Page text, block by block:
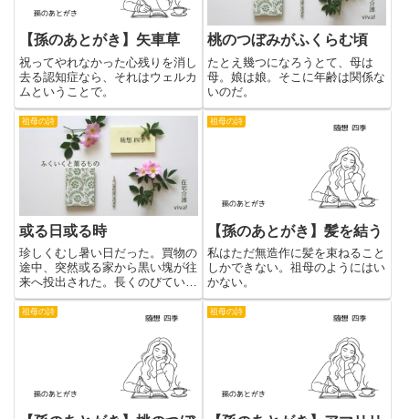
【孫のあとがき】矢車草
祝ってやれなかった心残りを消し
去る認知症なら、それはウェルカ
ムということで。
桃のつぼみがふくらむ頃
たとえ幾つになろうとて、母は
母。娘は娘。そこに年齢は関係な
いのだ。
祖母の詩
或る日或る時
珍しくむし暑い日だった。買物の
途中、突然或る家から黒い塊が往
来へ投出された。長くのびている
のは猫である。ついと出てきた男
は、くたくたになっている生き物
を更に溝に投込んだ。まるでぼろ
布でも捨てるかのように。猫は頭
を上げて細い声で泣いた。黄色い
祖母の詩
【孫のあとがき】髪を結う
私はただ無造作に髪を束ねること
しかできない。祖母のようにはい
かない。
祖母の詩 祖母の詩